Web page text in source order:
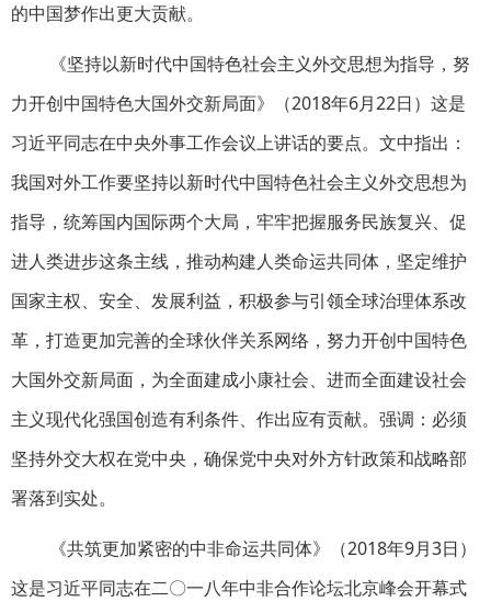
的中国梦作出更大贡献。
《坚持以新时代中国特色社会主义外交思想为指导，努
力开创中国特色大国外交新局面》（2018年6月22日）这是
习近平同志在中央外事工作会议上讲话的要点。文中指出：
我国对外工作要坚持以新时代中国特色社会主义外交思想为
指导，统筹国内国际两个大局，牢牢把握服务民族复兴、促
进人类进步这条主线，推动构建人类命运共同体，坚定维护
国家主权、安全、发展利益，积极参与引领全球治理体系改
革，打造更加完善的全球伙伴关系网络，努力开创中国特色
大国外交新局面，为全面建成小康社会、进而全面建设社会
主义现代化强国创造有利条件、作出应有贡献。强调：必须
坚持外交大权在党中央，确保党中央对外方针政策和战略部
署落到实处。
《共筑更加紧密的中非命运共同体》（2018年9月3日）
这是习近平同志在二〇一八年中非合作论坛北京峰会开幕式